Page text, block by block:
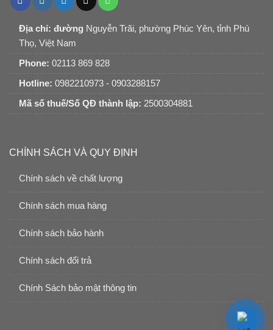
Địa chỉ: đường Nguyễn Trãi, phường Phúc Yên, tỉnh Phú
Thọ, Việt Nam
Phone: 02113 869 828
Hotline: 0982210973 - 0903288157
Mã số thuế/Số QĐ thành lập: 2500304881
CHÍNH SÁCH VÀ QUY ĐỊNH
Chính sách về chất lượng
Chính sách mua hàng
Chính sách bảo hành
Chính sách đổi trả
Chính Sách bảo mật thông tin